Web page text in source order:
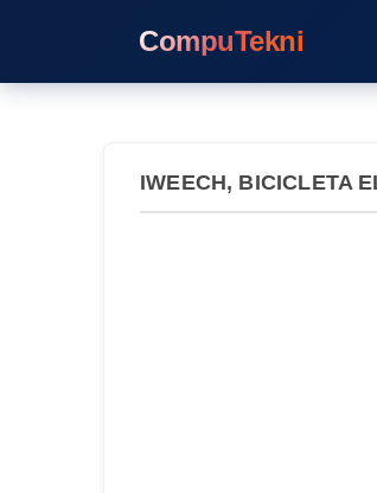
CompuTekni
IWEECH, BICICLETA